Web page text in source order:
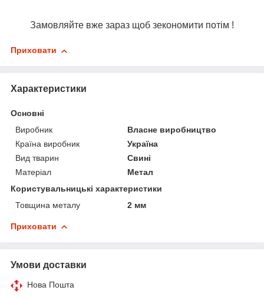
Замовляйте вже зараз щоб зекономити потім !
Приховати
Характеристики
Основні
Виробник
Власне виробництво
Країна виробник
Україна
Вид тварин
Свині
Матеріал
Метал
Користувальницькі характеристики
Товщина металу
2 мм
Приховати
Умови доставки
Нова Пошта